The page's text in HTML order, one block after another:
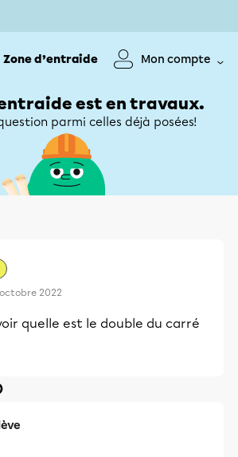
Zone d’entraide Mon compte
est en travaux.
parmi celles déjà posées!
octobre 2022
quelle est le double du carré